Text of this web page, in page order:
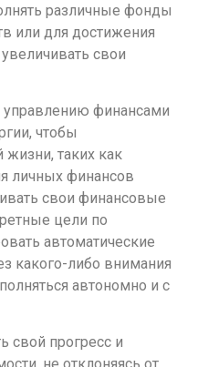
различные фонды
или для достижения
свои
управлению финансами
чтобы
жизни, таких как
личных финансов
свои финансовые
цели по
автоматические
какого-либо внимания
автономно и с
свой прогресс и